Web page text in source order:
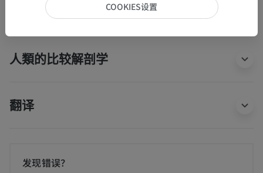
人類的比较解剖学
翻译
发现错误？
COOKIES设置